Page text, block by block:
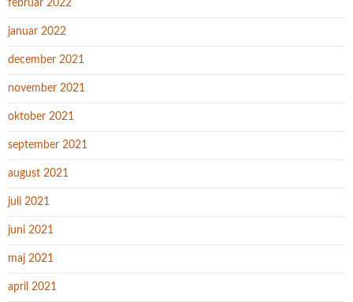
februar 2022
januar 2022
december 2021
november 2021
oktober 2021
september 2021
august 2021
juli 2021
juni 2021
maj 2021
april 2021